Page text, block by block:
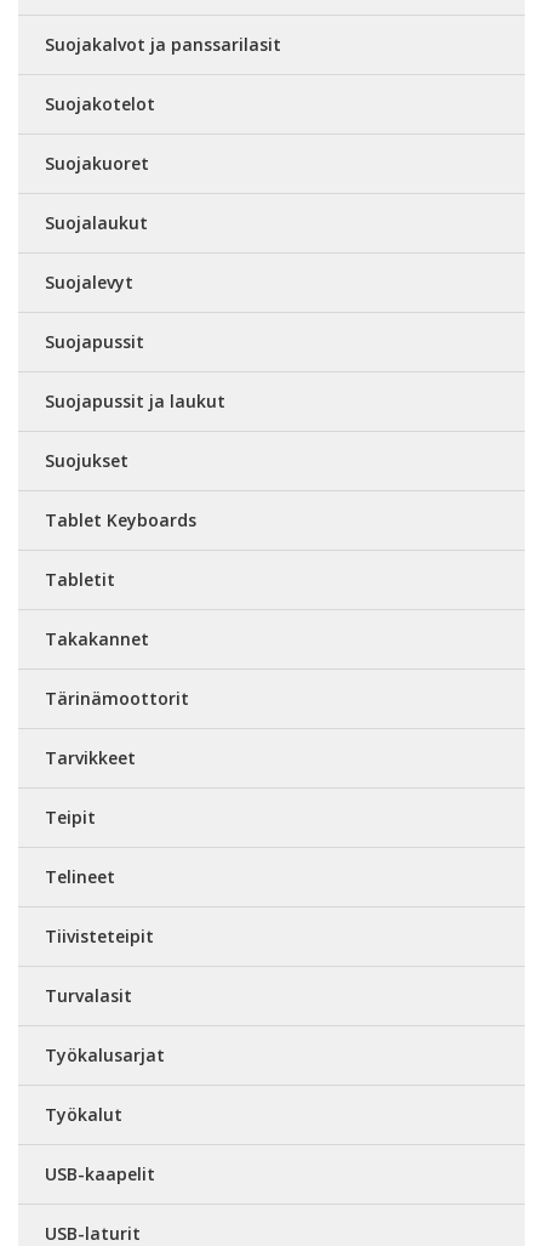
Suojakalvot ja panssarilasit
Suojakotelot
Suojakuoret
Suojalaukut
Suojalevyt
Suojapussit
Suojapussit ja laukut
Suojukset
Tablet Keyboards
Tabletit
Takakannet
Tärinämoottorit
Tarvikkeet
Teipit
Telineet
Tiivisteteipit
Turvalasit
Työkalusarjat
Työkalut
USB-kaapelit
USB-laturit